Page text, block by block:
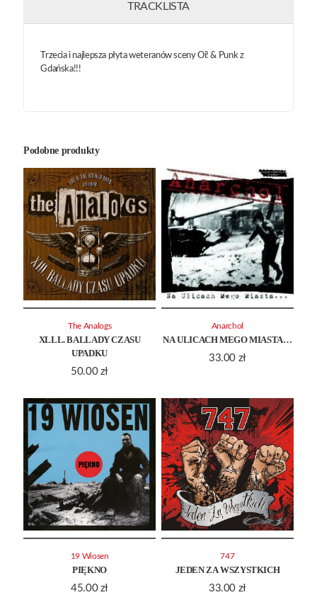
TRACKLISTA
Trzecia i najlepsza płyta weteranów sceny Oi! & Punk z
Gdańska!!!
Podobne produkty
XLLL. BALLADY CZASU
UPADKU
50.00 zł
The Analogs
NA ULICACH MEGO MIASTA…
33.00 zł
Anarchol
PIĘKNO
45.00 zł
19 Wiosen
JEDEN ZA WSZYSTKICH
33.00 zł
747